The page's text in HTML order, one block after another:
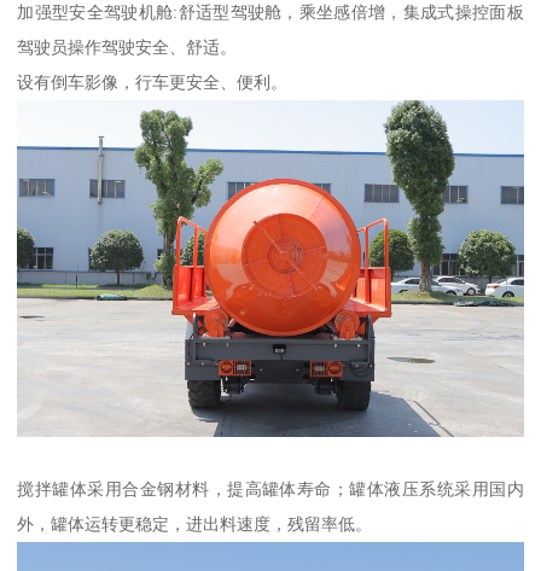
加强型安全驾驶机舱:舒适型驾驶舱，乘坐感倍增，集成式操控面板
驾驶员操作驾驶安全、舒适。
设有倒车影像，行车更安全、便利。
搅拌罐体采用合金钢材料，提高罐体寿命；罐体液压系统采用国内
外，罐体运转更稳定，进出料速度，残留率低。